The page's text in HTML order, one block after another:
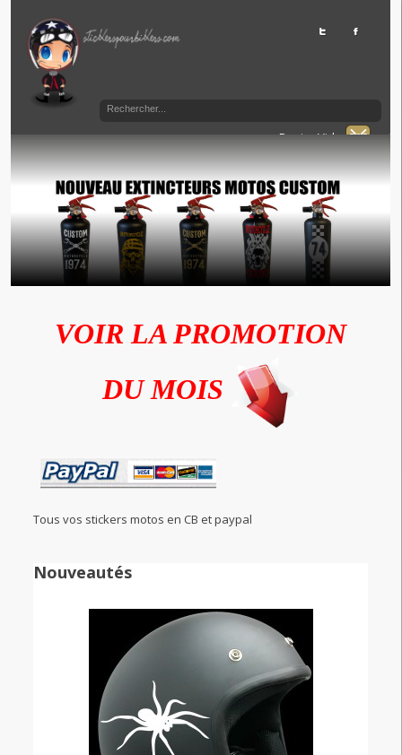
Panier Vide
VOIR LA PROMOTION
DU MOIS
Tous vos stickers motos en CB et paypal
Nouveautés